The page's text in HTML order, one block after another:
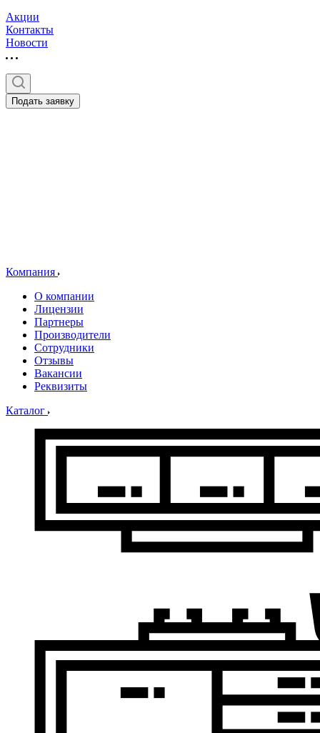
Акции
Контакты
Новости
Подать заявку
Компания
О компании
Лицензии
Партнеры
Производители
Сотрудники
Отзывы
Вакансии
Реквизиты
Каталог